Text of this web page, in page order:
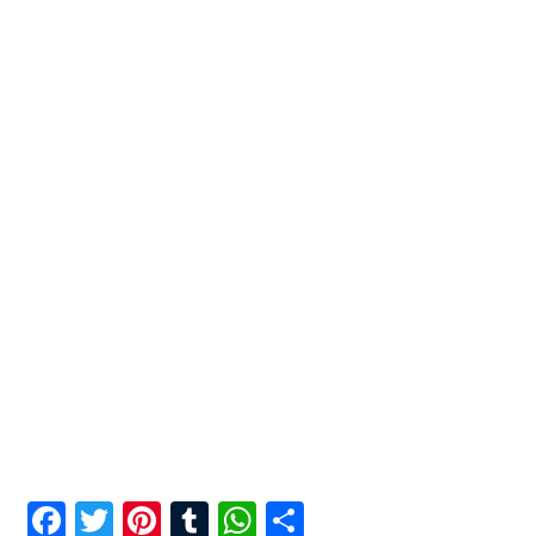
Facebook
Twitter
Pinterest
TumblrWhatsApp